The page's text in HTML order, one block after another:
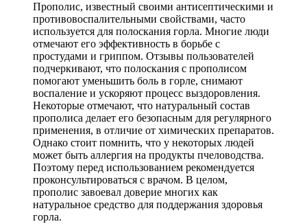
Прополис, известный своими антисептическими и
противовоспалительными свойствами, часто
используется для полоскания горла. Многие люди
отмечают его эффективность в борьбе с
простудами и гриппом. Отзывы пользователей
подчеркивают, что полоскания с прополисом
помогают уменьшить боль в горле, снимают
воспаление и ускоряют процесс выздоровления.
Некоторые отмечают, что натуральный состав
прополиса делает его безопасным для регулярного
применения, в отличие от химических препаратов.
Однако стоит помнить, что у некоторых людей
может быть аллергия на продукты пчеловодства.
Поэтому перед использованием рекомендуется
проконсультироваться с врачом. В целом,
прополис завоевал доверие многих как
натуральное средство для поддержания здоровья
горла.